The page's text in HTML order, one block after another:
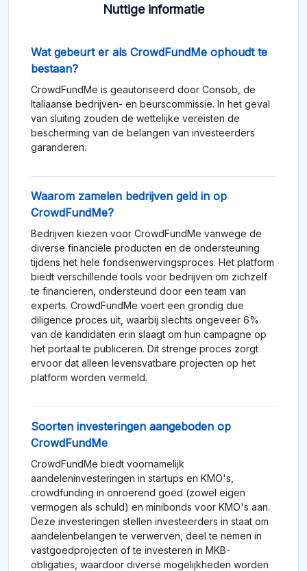
Nuttige informatie
Wat gebeurt er als CrowdFundMe ophoudt te
bestaan?
CrowdFundMe is geautoriseerd door Consob, de
Italiaanse bedrijven- en beurscommissie. In het geval
van sluiting zouden de wettelijke vereisten de
bescherming van de belangen van investeerders
garanderen.
Waarom zamelen bedrijven geld in op
CrowdFundMe?
Bedrijven kiezen voor CrowdFundMe vanwege de
diverse financiële producten en de ondersteuning
tijdens het hele fondsenwervingsproces. Het platform
biedt verschillende tools voor bedrijven om zichzelf
te financieren, ondersteund door een team van
experts. CrowdFundMe voert een grondig due
diligence proces uit, waarbij slechts ongeveer 6%
van de kandidaten erin slaagt om hun campagne op
het portaal te publiceren. Dit strenge proces zorgt
ervoor dat alleen levensvatbare projecten op het
platform worden vermeld.
Soorten investeringen aangeboden op
CrowdFundMe
CrowdFundMe biedt voornamelijk
aandeleninvesteringen in startups en KMO's,
crowdfunding in onroerend goed (zowel eigen
vermogen als schuld) en minibonds voor KMO's aan.
Deze investeringen stellen investeerders in staat om
aandelenbelangen te verwerven, deel te nemen in
vastgoedprojecten of te investeren in MKB-
obligaties, waardoor diverse mogelijkheden worden